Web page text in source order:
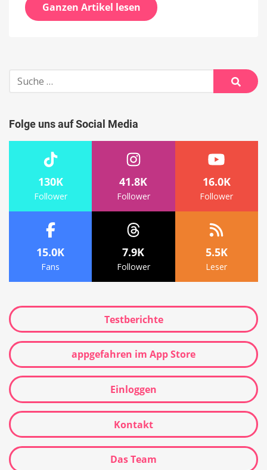
Ganzen Artikel lesen
Suche
nach:
Suche
Folge uns auf Social Media
130K
Follower
41.8K
Follower
16.0K
Follower
15.0K
Fans
7.9K
Follower
5.5K
Leser
Testberichte
appgefahren im App Store
Einloggen
Kontakt
Das Team